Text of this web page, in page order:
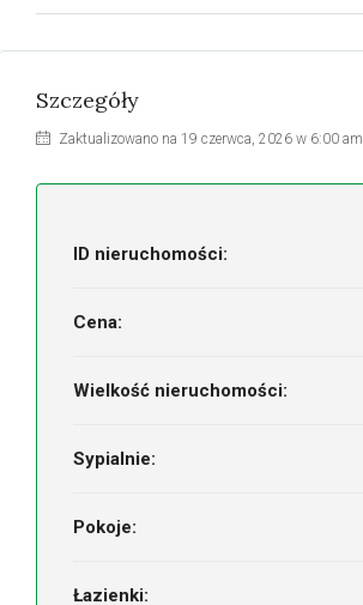
Szczegóły
Zaktualizowano na 19 czerwca, 2026 w 6:00 am
ID nieruchomości:
Cena:
Wielkość nieruchomości:
Sypialnie:
Pokoje:
Łazienki: